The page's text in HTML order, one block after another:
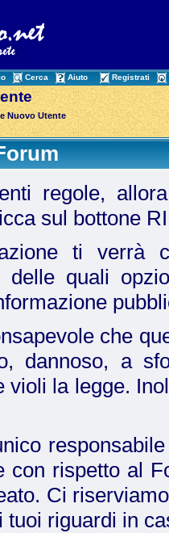
Cerca Aiuto Registrati
Nuovo Utente
regole,
sul bottone
ti verrà
delle quali
che
dannoso, a
violi la legge.
con rispetto al
Ci
tuoi riguardi in